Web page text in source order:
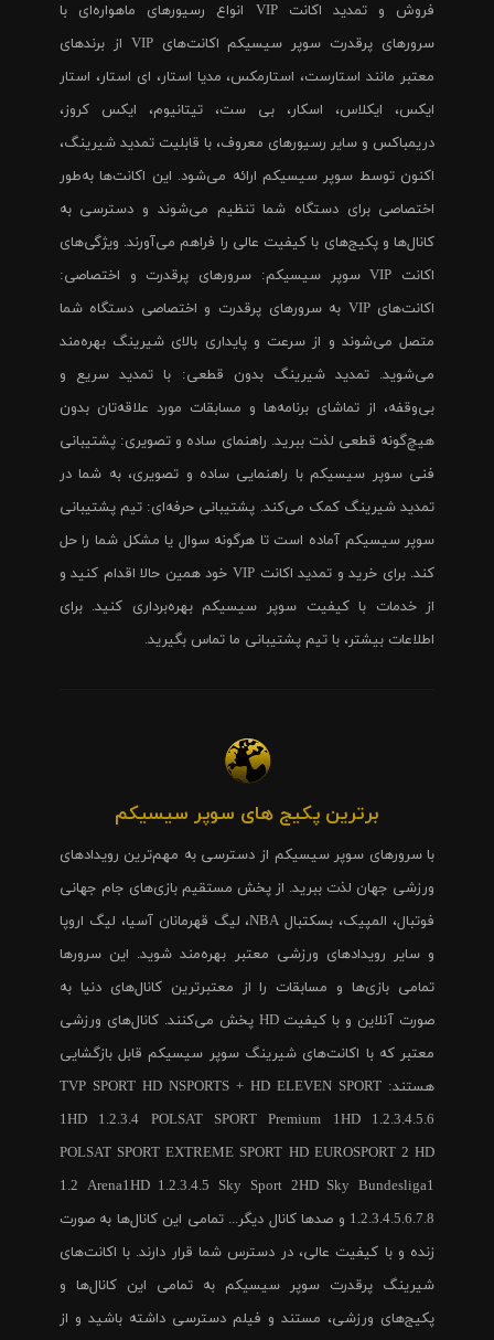
فروش و تمدید اکانت VIP انواع رسیورهای ماهواره‌ای با
سرورهای پرقدرت سوپر سیسیکم اکانت‌های VIP از برندهای
معتبر مانند استارست، استارمکس، مدیا استار، ای استار، استار
ایکس، ایکلاس، اسکار، بی ست، تیتانیوم، ایکس کروز،
دریمباکس و سایر رسیورهای معروف، با قابلیت تمدید شیرینگ،
اکنون توسط سوپر سیسیکم ارائه می‌شود. این اکانت‌ها به‌طور
اختصاصی برای دستگاه شما تنظیم می‌شوند و دسترسی به
کانال‌ها و پکیج‌های با کیفیت عالی را فراهم می‌آورند. ویژگی‌های
اکانت VIP سوپر سیسیکم: سرورهای پرقدرت و اختصاصی:
اکانت‌های VIP به سرورهای پرقدرت و اختصاصی دستگاه شما
متصل می‌شوند و از سرعت و پایداری بالای شیرینگ بهره‌مند
می‌شوید. تمدید شیرینگ بدون قطعی: با تمدید سریع و
بی‌وقفه، از تماشای برنامه‌ها و مسابقات مورد علاقه‌تان بدون
هیچ‌گونه قطعی لذت ببرید. راهنمای ساده و تصویری: پشتیبانی
فنی سوپر سیسیکم با راهنمایی ساده و تصویری، به شما در
تمدید شیرینگ کمک می‌کند. پشتیبانی حرفه‌ای: تیم پشتیبانی
سوپر سیسیکم آماده است تا هرگونه سوال یا مشکل شما را حل
کند. برای خرید و تمدید اکانت VIP خود همین حالا اقدام کنید و
از خدمات با کیفیت سوپر سیسیکم بهره‌برداری کنید. برای
اطلاعات بیشتر، با تیم پشتیبانی ما تماس بگیرید.
برترین پکیج های سوپر سیسیکم
با سرورهای سوپر سیسیکم از دسترسی به مهم‌ترین رویدادهای
ورزشی جهان لذت ببرید. از پخش مستقیم بازی‌های جام جهانی
فوتبال، المپیک، بسکتبال NBA، لیگ قهرمانان آسیا، لیگ اروپا
و سایر رویدادهای ورزشی معتبر بهره‌مند شوید. این سرورها
تمامی بازی‌ها و مسابقات را از معتبرترین کانال‌های دنیا به
صورت آنلاین و با کیفیت HD پخش می‌کنند. کانال‌های ورزشی
معتبر که با اکانت‌های شیرینگ سوپر سیسیکم قابل بازگشایی
هستند: TVP SPORT HD NSPORTS + HD ELEVEN SPORT
1HD 1.2.3.4 POLSAT SPORT Premium 1HD 1.2.3.4.5.6
POLSAT SPORT EXTREME SPORT HD EUROSPORT 2 HD
1.2 Arena1HD 1.2.3.4.5 Sky Sport 2HD Sky Bundesliga1
1.2.3.4.5.6.7.8 و صدها کانال دیگر... تمامی این کانال‌ها به صورت
زنده و با کیفیت عالی، در دسترس شما قرار دارند. با اکانت‌های
شیرینگ پرقدرت سوپر سیسیکم به تمامی این کانال‌ها و
پکیج‌های ورزشی، مستند و فیلم دسترسی داشته باشید و از